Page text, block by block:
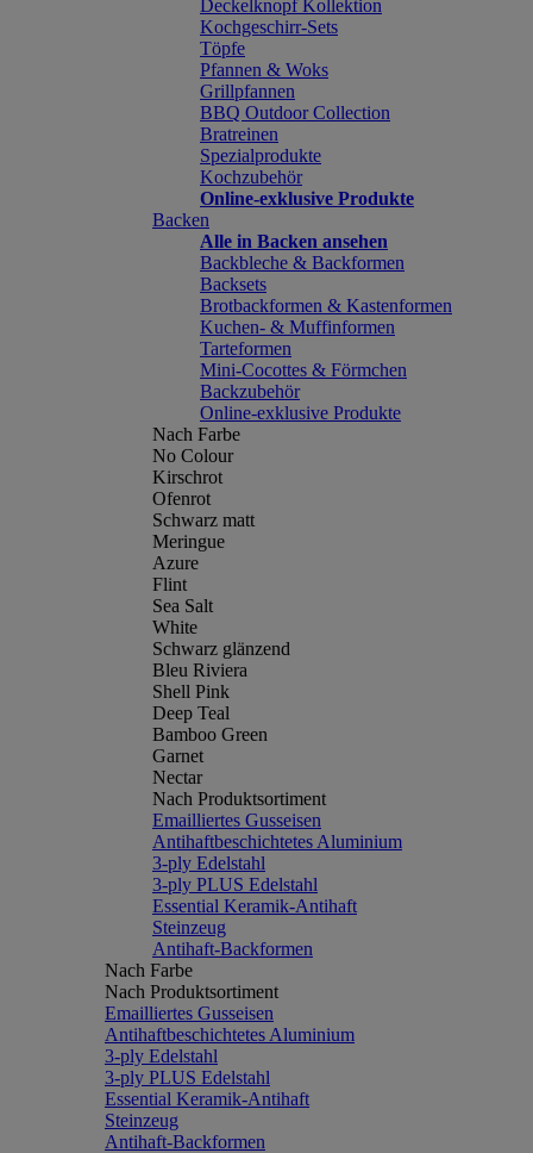
Deckelknopf Kollektion
Kochgeschirr-Sets
Töpfe
Pfannen & Woks
Grillpfannen
BBQ Outdoor Collection
Bratreinen
Spezialprodukte
Kochzubehör
Online-exklusive Produkte
Backen
Alle in Backen ansehen
Backbleche & Backformen
Backsets
Brotbackformen & Kastenformen
Kuchen- & Muffinformen
Tarteformen
Mini-Cocottes & Förmchen
Backzubehör
Online-exklusive Produkte
Nach Farbe
No Colour
Kirschrot
Ofenrot
Schwarz matt
Meringue
Azure
Flint
Sea Salt
White
Schwarz glänzend
Bleu Riviera
Shell Pink
Deep Teal
Bamboo Green
Garnet
Nectar
Nach Produktsortiment
Emailliertes Gusseisen
Antihaftbeschichtetes Aluminium
3-ply Edelstahl
3-ply PLUS Edelstahl
Essential Keramik-Antihaft
Steinzeug
Antihaft-Backformen
Nach Farbe
Nach Produktsortiment
Emailliertes Gusseisen
Antihaftbeschichtetes Aluminium
3-ply Edelstahl
3-ply PLUS Edelstahl
Essential Keramik-Antihaft
Steinzeug
Antihaft-Backformen